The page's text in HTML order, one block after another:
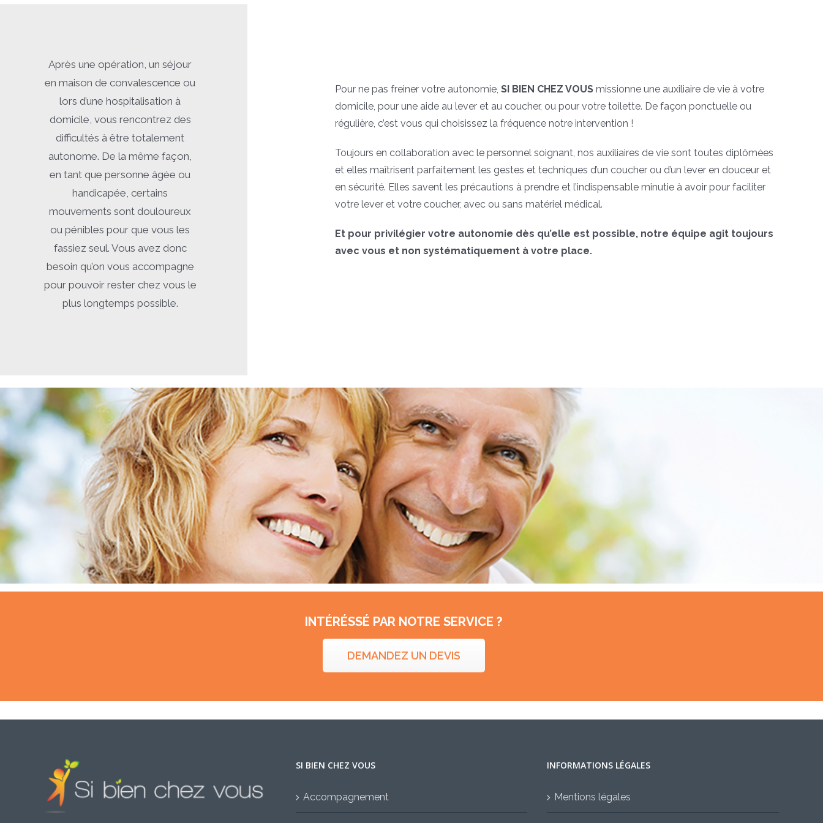
Après une opération, un séjour
en maison de convalescence ou
lors d’une hospitalisation à
domicile, vous rencontrez des
difficultés à être totalement
autonome. De la même façon,
en tant que personne âgée ou
handicapée,certains
mouvements sont douloureux
ou pénibles pour que vous les
fassiez seul. Vous avez donc
besoin qu’on vous accompagne
pour pouvoir rester chez vous le
plus longtemps possible.
Pour ne pas freiner votre autonomie,SI BIEN CHEZ VOUS missionne une auxiliaire de vie à votre
domicile, pour une aide au lever et au coucher, ou pour votre toilette. De façon ponctuelle ou
régulière, c’est vous qui choisissez la fréquence notre intervention !
Toujours en collaboration avec le personnel soignant, nos auxiliaires de vie sont toutes diplômées
et elles maîtrisent parfaitement les gestes et techniques d’un coucher ou d’un lever en douceur et
en sécurité. Elles savent les précautions à prendre et l’indispensable minutie à avoir pour faciliter
votre lever et votre coucher, avec ou sans matériel médical.
Et pour privilégier votre autonomie dès qu’elle est possible, notre équipe agit toujours
avec vous et non systématiquement à votre place.
INTÉRÉSSÉ PAR NOTRE SERVICE ?
DEMANDEZ UN DEVIS
SI BIEN CHEZ VOUS
Accompagnement
INFORMATIONS LÉGALES
Mentions légales